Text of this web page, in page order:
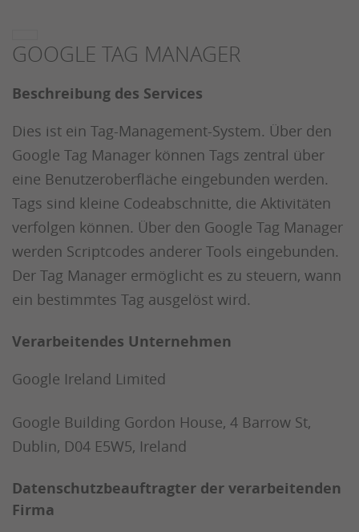
GOOGLE TAG MANAGER
Beschreibung des Services
Dies ist ein Tag-Management-System. Über den
Google Tag Manager können Tags zentral über
eine Benutzeroberfläche eingebunden werden.
Tags sind kleine Codeabschnitte, die Aktivitäten
verfolgen können. Über den Google Tag Manager
werden Scriptcodes anderer Tools eingebunden.
Der Tag Manager ermöglicht es zu steuern, wann
ein bestimmtes Tag ausgelöst wird.
Verarbeitendes Unternehmen
Google Ireland Limited
Google Building Gordon House, 4 Barrow St,
Dublin, D04 E5W5, Ireland
Datenschutzbeauftragter der verarbeitenden
Firma